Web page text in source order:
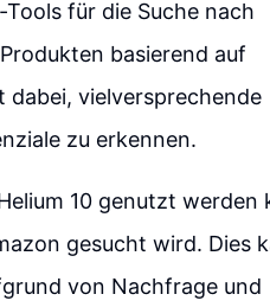
für die Suche nach
basierend auf
vielversprechende
zu erkennen.
10 genutzt werden
gesucht wird. Dies
von Nachfrage und